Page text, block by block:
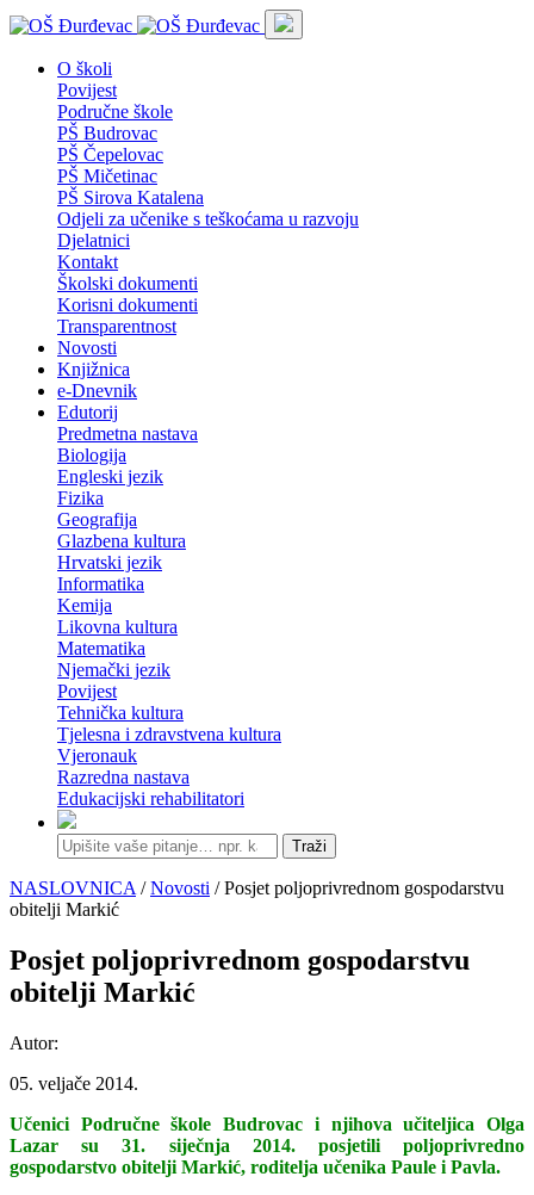
O školi
Povijest
Područne škole
PŠ Budrovac
PŠ Čepelovac
PŠ Mičetinac
PŠ Sirova Katalena
Odjeli za učenike s teškoćama u razvoju
Djelatnici
Kontakt
Školski dokumenti
Korisni dokumenti
Transparentnost
Novosti
Knjižnica
e-Dnevnik
Edutorij
Predmetna nastava
Biologija
Engleski jezik
Fizika
Geografija
Glazbena kultura
Hrvatski jezik
Informatika
Kemija
Likovna kultura
Matematika
Njemački jezik
Povijest
Tehnička kultura
Tjelesna i zdravstvena kultura
Vjeronauk
Razredna nastava
Edukacijski rehabilitatori
Traži
NASLOVNICA /Novosti / Posjet poljoprivrednom gospodarstvu
obitelji Markić
Posjet poljoprivrednom gospodarstvu
obitelji Markić
Autor:
05. veljače 2014.
Učenici Područne škole Budrovac i njihova učiteljica Olga
Lazar su 31. siječnja 2014. posjetili poljoprivredno
gospodarstvo obitelji Markić, roditelja učenika Paule i Pavla.